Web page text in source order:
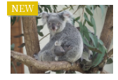
NEW